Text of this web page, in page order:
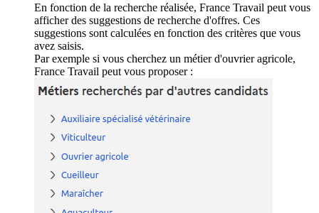
En fonction de la recherche réalisée, France Travail peut vous
afficher des suggestions de recherche d'offres. Ces
suggestions sont calculées en fonction des critères que vous
avez saisis.
Par exemple si vous cherchez un métier d'ouvrier agricole,
France Travail peut vous proposer :